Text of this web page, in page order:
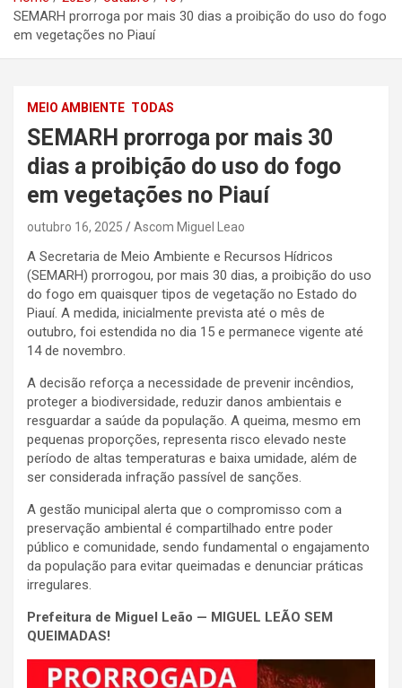
SEMARH prorroga por mais 30 dias a proibição do uso do fogo
em vegetações no Piauí
MEIO AMBIENTE TODAS
SEMARH prorroga por mais 30
dias a proibição do uso do fogo
em vegetações no Piauí
outubro 16, 2025 Ascom Miguel Leao
A Secretaria de Meio Ambiente e Recursos Hídricos
(SEMARH) prorrogou, por mais 30 dias, a proibição do uso
do fogo em quaisquer tipos de vegetação no Estado do
Piauí. A medida, inicialmente prevista até o mês de
outubro, foi estendida no dia 15 e permanece vigente até
14 de novembro.
A decisão reforça a necessidade de prevenir incêndios,
proteger a biodiversidade, reduzir danos ambientais e
resguardar a saúde da população. A queima, mesmo em
pequenas proporções, representa risco elevado neste
período de altas temperaturas e baixa umidade, além de
ser considerada infração passível de sanções.
A gestão municipal alerta que o compromisso com a
preservação ambiental é compartilhado entre poder
público e comunidade, sendo fundamental o engajamento
da população para evitar queimadas e denunciar práticas
irregulares.
Prefeitura de Miguel Leão — MIGUEL LEÃO SEM
QUEIMADAS!